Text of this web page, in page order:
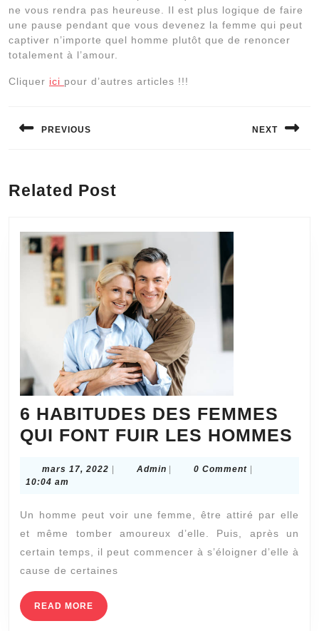
ne vous rendra pas heureuse. Il est plus logique de faire
une pause pendant que vous devenez la femme qui peut
captiver n’importe quel homme plutôt que de renoncer
totalement à l’amour.
Cliquer ici pour d’autres articles !!!
de
PREVIOUS
post:
NEXT
Related Post
6 HABITUDES DES FEMMES
QUI FONT FUIR LES HOMMES
mars 17, 2022 mars
| AdminAdmin
| 0 Comment |
10:04 am
Un homme peut voir une femme, être attiré par elle
et même tomber amoureux d’elle. Puis, après un
certain temps, il peut commencer à s’éloigner d’elle à
cause de certaines
READ MORE READ
MORE